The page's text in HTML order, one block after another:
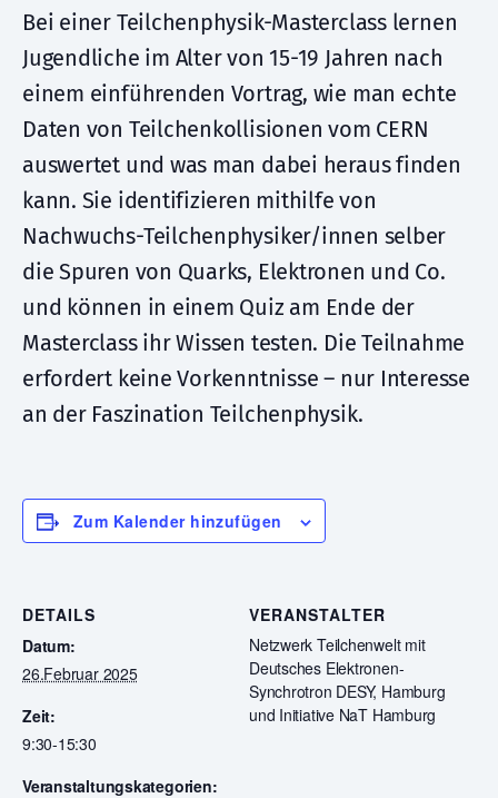
Bei einer Teilchenphysik-Masterclass lernen
Jugendliche im Alter von 15-19 Jahren nach
einem einführenden Vortrag, wie man echte
Daten von Teilchenkollisionen vom CERN
auswertet und was man dabei heraus finden
kann. Sie identifizieren mithilfe von
Nachwuchs-Teilchenphysiker/innen selber
die Spuren von Quarks, Elektronen und Co.
und können in einem Quiz am Ende der
Masterclass ihr Wissen testen. Die Teilnahme
erfordert keine Vorkenntnisse – nur Interesse
an der Faszination Teilchenphysik.
Zum Kalender hinzufügen
DETAILS
Datum:
26.Februar 2025
Zeit:
9:30-15:30
Veranstaltungskategorien:
VERANSTALTER
Netzwerk Teilchenwelt mit
Deutsches Elektronen-
Synchrotron DESY, Hamburg
und Initiative NaT Hamburg